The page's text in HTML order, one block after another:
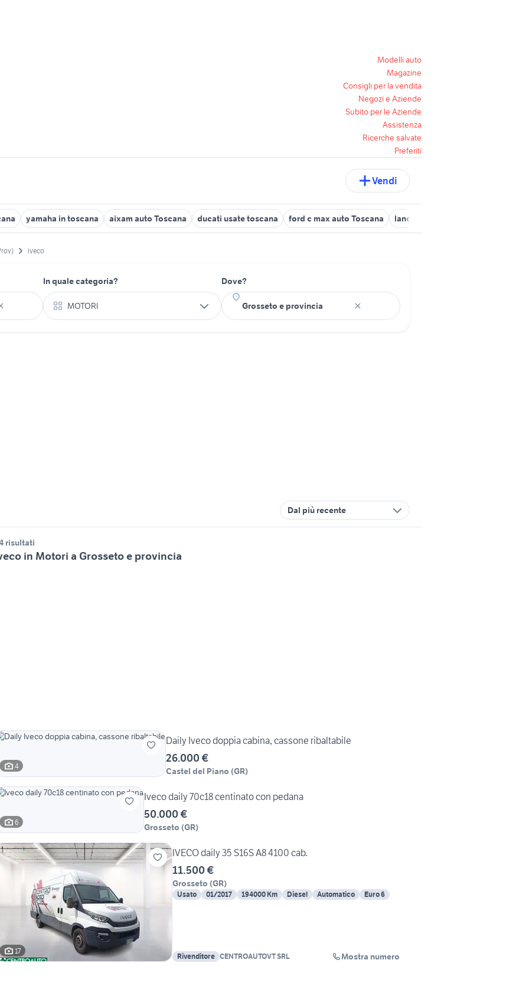
Modelli auto
Magazine
Consigli per la vendita
Negozi e Aziende
Subito per le Aziende
Assistenza
Ricerche salvate
Preferiti
Vendi
yamaha in toscana aixam auto Toscana ducati usate toscana ford c max auto Toscana lancia ypsilon Toscana
iveco
In quale categoria?
MOTORI
Dove?
Dal più recente
risultati
in Motori a Grosseto e provincia
4
Daily Iveco doppia cabina, cassone ribaltabile
26.000 €
Castel del Piano (GR)
6
Iveco daily 70c18 centinato con pedana
50.000 €
Grosseto (GR)
17
IVECO daily 35 S16S A8 4100 cab.
11.500 €
Grosseto (GR)
Usato 01/2017 194000 Km Diesel Automatico Euro 6
Rivenditore CENTROAUTOVT SRL Mostra numero